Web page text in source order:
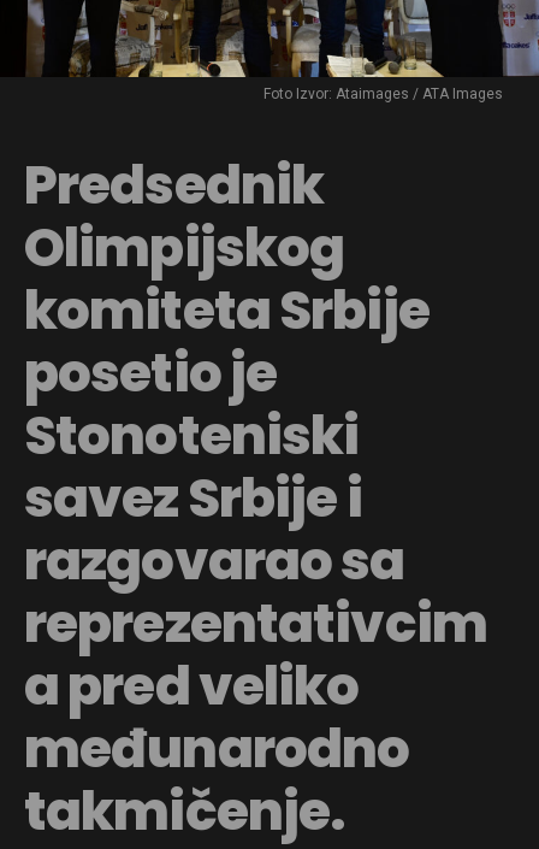
Foto Izvor: Ataimages / ATA Images
Predsednik
Olimpijskog
komiteta Srbije
posetio je
Stonoteniski
savez Srbije i
razgovarao sa
reprezentativcim
a pred veliko
međunarodno
takmičenje.